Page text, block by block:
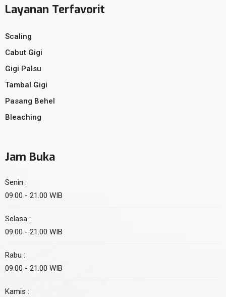
Layanan Terfavorit
Scaling
Cabut Gigi
Gigi Palsu
Tambal Gigi
Pasang Behel
Bleaching
Jam Buka
Senin :
09.00 - 21.00 WIB
Selasa :
09.00 - 21.00 WIB
Rabu :
09.00 - 21.00 WIB
Kamis :